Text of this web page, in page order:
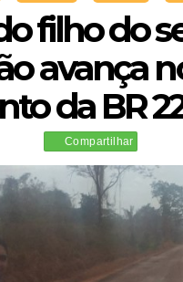
filho do
avança
da BR
Compartilhar